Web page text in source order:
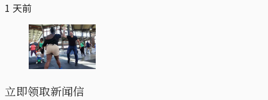
1 天前
立即领取新闻信